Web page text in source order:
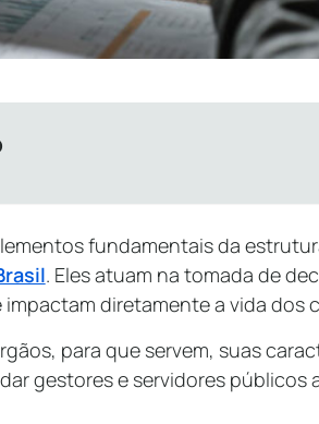
fundamentais da
. Eles atuam na tomada de
diretamente a vida dos
para que servem, suas
gestores e servidores públicos